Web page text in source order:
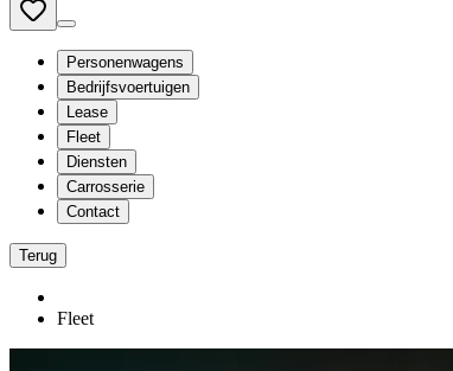
Personenwagens
Bedrijfsvoertuigen
Lease
Fleet
Diensten
Carrosserie
Contact
Terug
Fleet